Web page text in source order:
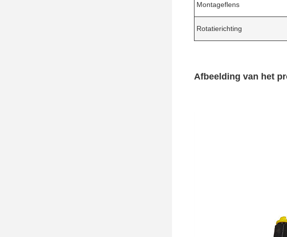
Montageflens
Rotatierichting
Afbeelding van het